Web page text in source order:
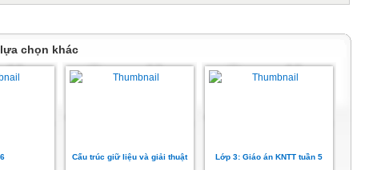
ảnh nhận diện
thương hiệu
cuối học kì I
khối của đồ vật
Bài 10: Nguyên mẫu trong tác phẩm
RỐI Bài 12: Tạo hình nhân vật múa rối nước
chọn khác
Cấu trúc giữ liệu và giải thuật Lớp 3: Giáo án KNTT tuần 5